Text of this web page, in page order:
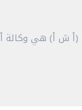
(أ ش أ) هي وكالة